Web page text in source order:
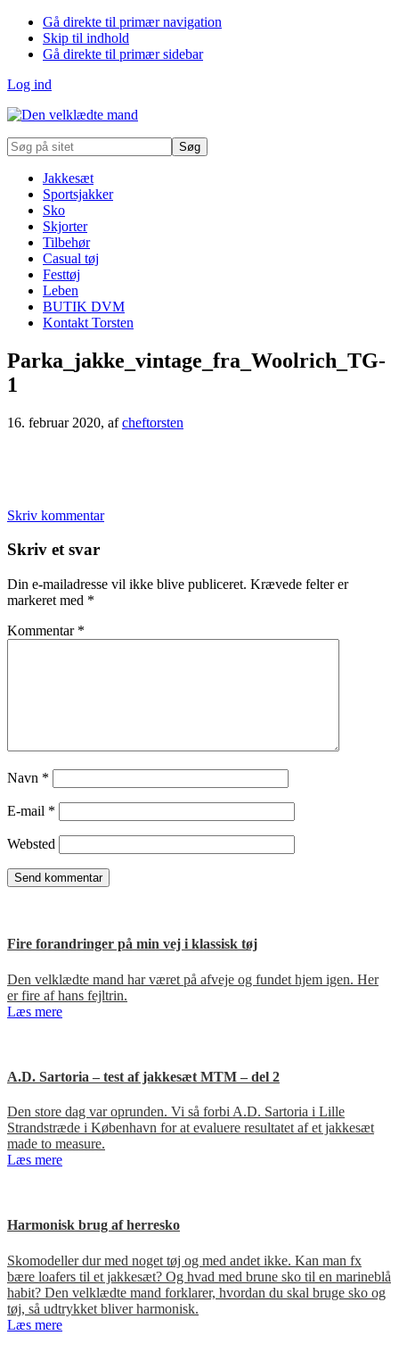
Gå direkte til primær navigation
Skip til indhold
Gå direkte til primær sidebar
Log ind
Søg
på
Jakkesæt
Sportsjakker
Sko
Skjorter
Tilbehør
Casual tøj
Festtøj
Leben
BUTIK DVM
Kontakt Torsten
Parka_jakke_vintage_fra_Woolrich_TG-
1
16. februar 2020, afcheftorsten
Skriv kommentar
Læserinteraktioner
Skriv et svar
Din e-mailadresse vil ikke blive publiceret. Krævede felter er
markeret med *
Kommentar *
Navn *
E-mail *
Websted
Fire forandringer på min vej i klassisk tøj
Den velklædte mand har været på afveje og fundet hjem igen. Her
er fire af hans fejltrin.
Læs mere
A.D. Sartoria – test af jakkesæt MTM – del 2
Den store dag var oprunden. Vi så forbi A.D. Sartoria i Lille
Strandstræde i København for at evaluere resultatet af et jakkesæt
made to measure.
Læs mere
Harmonisk brug af herresko
Skomodeller dur med noget tøj og med andet ikke. Kan man fx
bære loafers til et jakkesæt? Og hvad med brune sko til en marineblå
habit? Den velklædte mand forklarer, hvordan du skal bruge sko og
tøj, så udtrykket bliver harmonisk.
Læs mere